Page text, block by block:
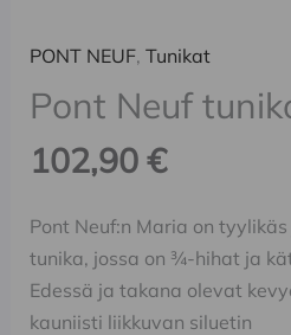
PONT NEUF, Tunikat
Pont Neuf
102,90€
Pont Neuf:n Maria on
tunika, jossa on ¾-hihat ja
Edessä ja takana olevat
kauniisti liikkuvan siluetin